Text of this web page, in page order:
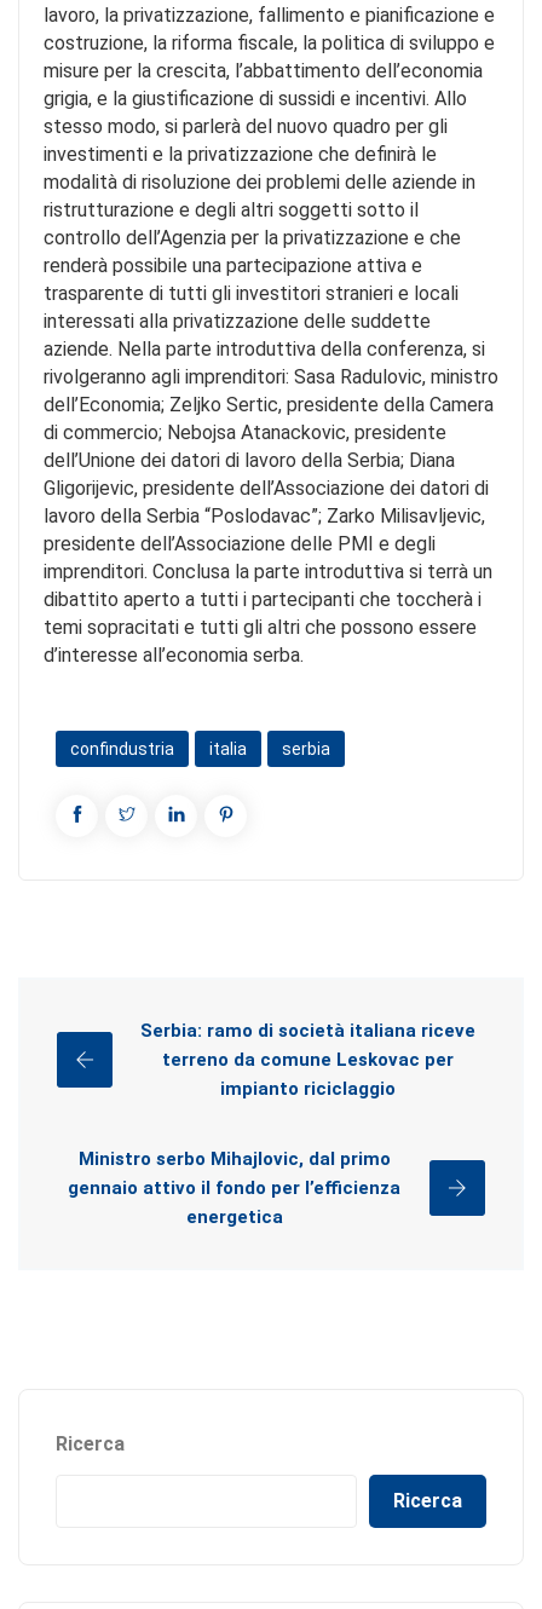
lavoro, la privatizzazione, fallimento e pianificazione e
costruzione, la riforma fiscale, la politica di sviluppo e
misure per la crescita, l’abbattimento dell’economia
grigia, e la giustificazione di sussidi e incentivi. Allo
stesso modo, si parlerà del nuovo quadro per gli
investimenti e la privatizzazione che definirà le
modalità di risoluzione dei problemi delle aziende in
ristrutturazione e degli altri soggetti sotto il
controllo dell’Agenzia per la privatizzazione e che
renderà possibile una partecipazione attiva e
trasparente di tutti gli investitori stranieri e locali
interessati alla privatizzazione delle suddette
aziende. Nella parte introduttiva della conferenza, si
rivolgeranno agli imprenditori: Sasa Radulovic, ministro
dell’Economia; Zeljko Sertic, presidente della Camera
di commercio; Nebojsa Atanackovic, presidente
dell’Unione dei datori di lavoro della Serbia; Diana
Gligorijevic, presidente dell’Associazione dei datori di
lavoro della Serbia “Poslodavac”; Zarko Milisavljevic,
presidente dell’Associazione delle PMI e degli
imprenditori. Conclusa la parte introduttiva si terrà un
dibattito aperto a tutti i partecipanti che toccherà i
temi sopracitati e tutti gli altri che possono essere
d’interesse all’economia serba.
confindustria italia serbia
Serbia: ramo di società italiana riceve
terreno da comune Leskovac per
impianto riciclaggio
Ministro serbo Mihajlovic, dal primo
gennaio attivo il fondo per l’efficienza
energetica
Ricerca
Ricerca